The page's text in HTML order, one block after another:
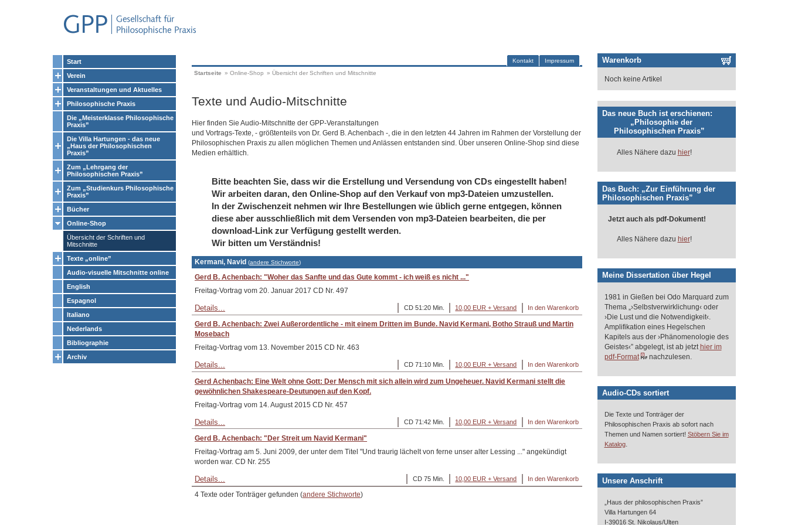
Start
Verein
Veranstaltungen und Aktuelles
Philosophische Praxis
Die „Meisterklasse Philosophische
Praxis”
Die Villa Hartungen - das neue
„Haus der Philosophischen
Praxis”
Zum „Lehrgang der
Philosophischen Praxis”
Zum „Studienkurs Philosophische
Praxis”
Bücher
Online-Shop
Übersicht der Schriften und
Mitschnitte
Texte „online”
Audio-visuelle Mitschnitte online
English
Espagnol
Italiano
Nederlands
Bibliographie
Archiv
Impressum
Kontakt
Startseite » Online-Shop » Übersicht der Schriften und Mitschnitte
Texte und Audio-Mitschnitte
Hier finden Sie Audio-Mitschnitte der GPP-Veranstaltungen
und Vortrags-Texte, - größtenteils von Dr. Gerd B. Achenbach -, die in den letzten 44 Jahren im Rahmen der Vorstellung der
Philosophischen Praxis zu allen möglichen Themen und Anlässen entstanden sind. Über unseren Online-Shop sind diese
Medien erhältlich.
Bitte beachten Sie, dass wir die Erstellung und Versendung von CDs eingestellt haben!
Wir arbeiten daran, den Online-Shop auf den Verkauf von mp3-Dateien umzustellen.
In der Zwischenzeit nehmen wir Ihre Bestellungen wie üblich gerne entgegen, können
diese aber ausschließlich mit dem Versenden von mp3-Dateien bearbeiten, die per
download-Link zur Verfügung gestellt werden.
Wir bitten um Verständnis!
Kermani, Navid(andere Stichworte)
Gerd B. Achenbach: "Woher das Sanfte und das Gute kommt - ich weiß es nicht ..."
Freitag-Vortrag vom 20. Januar 2017 CD Nr. 497
10,00 EUR + Versand
CD 51:20 Min.
Details...
Gerd B. Achenbach: Zwei Außerordentliche - mit einem Dritten im Bunde. Navid Kermani, Botho Strauß und Martin
Mosebach
Freitag-Vortrag vom 13. November 2015 CD Nr. 463
10,00 EUR + Versand
CD 71:10 Min.
Details...
Gerd Achenbach: Eine Welt ohne Gott: Der Mensch mit sich allein wird zum Ungeheuer. Navid Kermani stellt die
gewöhnlichen Shakespeare-Deutungen auf den Kopf.
Freitag-Vortrag vom 14. August 2015 CD Nr. 457
10,00 EUR + Versand
CD 71:42 Min.
Details...
Gerd B. Achenbach: "Der Streit um Navid Kermani"
Freitag-Vortrag am 5. Juni 2009, der unter dem Titel "Und traurig lächelt von ferne unser alter Lessing ..." angekündigt
worden war. CD Nr. 255
10,00 EUR + Versand
CD 75 Min.
Details...
4 Texte oder Tonträger gefunden (andere Stichworte)
Warenkorb
Noch keine Artikel
Das neue Buch ist erschienen:
„Philosophie der
Philosophischen Praxis”
Alles Nähere dazu hier!
Das Buch: „Zur Einführung der
Philosophischen Praxis”
Jetzt auch als pdf-Dokument!
Alles Nähere dazu hier!
Meine Dissertation über Hegel
1981 in Gießen bei Odo Marquard zum
Thema „›Selbstverwirklichung‹ oder
›Die Lust und die Notwendigkeit‹.
Amplifikation eines Hegelschen
Kapitels aus der ›Phänomenologie des
Geistes‹” abgelegt, ist ab jetzt hier im
pdf-Format
nachzulesen.
Audio-CDs sortiert
Die Texte und Tonträger der
Philosophischen Praxis ab sofort nach
Themen und Namen sortiert! Stöbern Sie im
Katalog.
Unsere Anschrift
„Haus der philosophischen Praxis”
Villa Hartungen 64
I-39016 St. Nikolaus/Ulten